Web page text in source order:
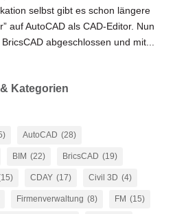
selbst gibt es schon längere
auf AutoCAD als CAD-Editor. Nun
abgeschlossen und mit...
Kategorien
AutoCAD (28)
BIM (22) BricsCAD (19)
CDAY (17) Civil 3D (4)
Firmenverwaltung (8) FM (15)